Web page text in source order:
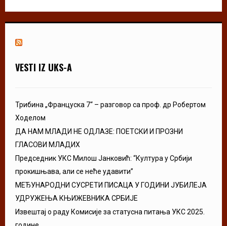
VESTI IZ UKS-A
Трибина „Француска 7“ – разговор са проф. др Робертом
Ходелом
ДА НАМ МЛАДИ НЕ ОДЛАЗЕ: ПОЕТСКИ И ПРОЗНИ
ГЛАСОВИ МЛАДИХ
Председник УКС Милош Јанковић: “Култура у Србији
прокишњава, али се неће удавити”
МЕЂУНАРОДНИ СУСРЕТИ ПИСАЦА У ГОДИНИ ЈУБИЛЕЈА
УДРУЖЕЊА КЊИЖЕВНИКА СРБИЈЕ
Извештај о раду Комисије за статусна питања УКС 2025.